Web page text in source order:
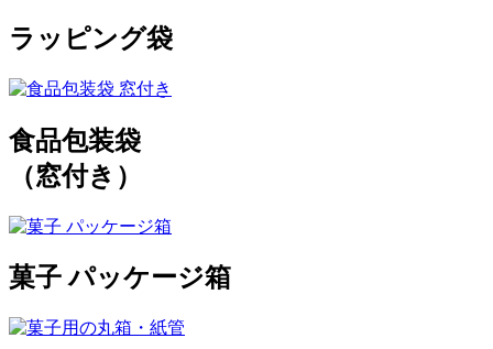
ラッピング袋
食品包装袋
（窓付き）
菓子 パッケージ箱